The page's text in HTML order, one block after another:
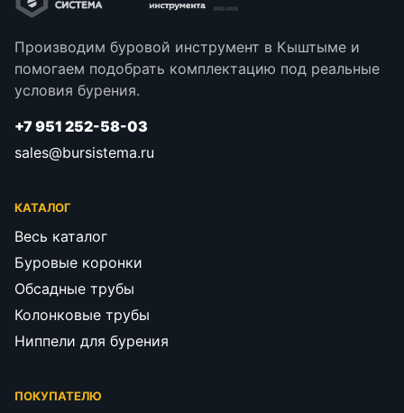
Производим буровой инструмент в Кыштыме и
помогаем подобрать комплектацию под реальные
условия бурения.
+7 951 252-58-03
sales@bursistema.ru
КАТАЛОГ
Весь каталог
Буровые коронки
Обсадные трубы
Колонковые трубы
Ниппели для бурения
ПОКУПАТЕЛЮ